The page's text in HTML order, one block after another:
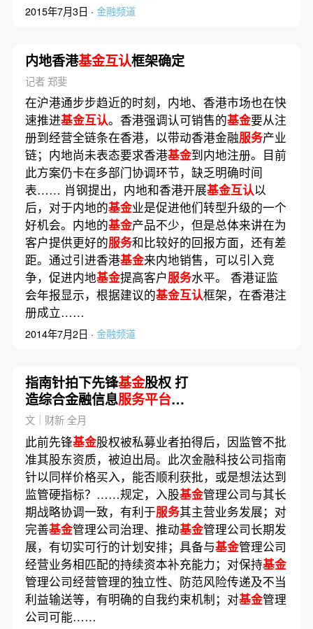
2015年7月3日 · 金融频道
内地香港基金互认框架确定
记者 郑斐
在沪港通步步趋近的时刻，内地、香港市场也在快
速推进基金互认。香港强调认可销售的基金要从注
册到经营全链条在香港，以带动香港金融服务产业
链；内地尚未表态要求香港基金到内地注册。目前
此方案仍卡在多部门协调环节，缺乏明确时间
表…… 肖钢提出，内地和香港开展基金互认以
后，对于内地的基金业是促进他们转型升级的一个
好机会。内地的基金产品不少，但是总体来讲在为
客户提供更好的服务和比较好的回报方面，还有差
距。通过引进香港基金来内地销售，可以引入竞
争，促进内地基金提高客户服务水平。 香港证监
会年报显示，根据建议的基金互认框架，在香港注
册成立……
2014年7月2日 · 金融频道
指南针拍下先锋基金股权 打
造综合金融信息服务平台还
有哪些障碍
文｜财新 全月
此前先锋基金股权被私募业者拍得后，因监管不批
准其股东资质，被迫出局。此次金融科技公司指南
针以同样价格买入，能否顺利获批，或是想法达到
监管硬指标？……规定，入股基金管理公司与其长
期战略协调一致，有利于服务其主营业务发展；对
完善基金管理公司治理、推动基金管理公司长期发
展，有切实可行的计划安排；具备与基金管理公司
经营业务相匹配的持续资本补充能力；对保持基金
管理公司经营管理的独立性、防范风险传递及不当
利益输送等，有明确的自我约束机制；对基金管理
公司可能……